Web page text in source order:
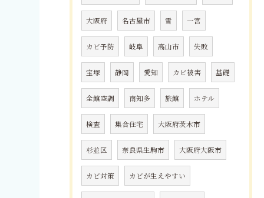
大阪府 名古屋市 雪 一宮
カビ予防 岐阜 高山市 失敗
宝塚 静岡 愛知 カビ被害 基礎
全館空調 南知多 旅館 ホテル
検査 集合住宅 大阪府茨木市
杉並区 奈良県生駒市 大阪府大阪市
カビ対策 カビが生えやすい